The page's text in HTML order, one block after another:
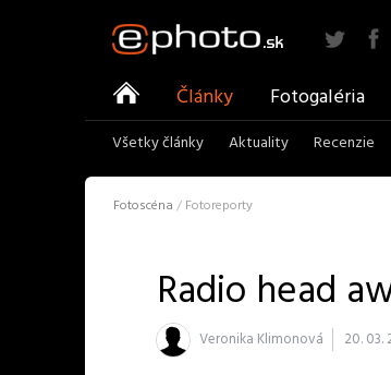
ePhoto
Články
Všetky články Aktuality Recenzie
Fotogaléria
Fotoscéna / Fotoreporty
Radio head
Veronika Klimonová 20. 03.